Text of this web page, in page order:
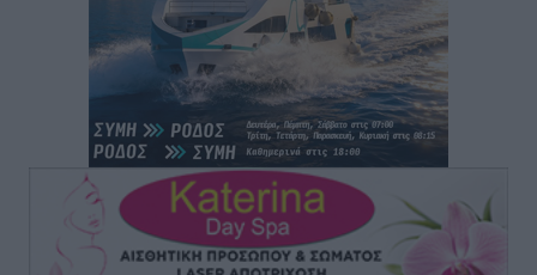
Ειδήσεις• πριν 2 ώρες
Καύσιμα: «Καίνε» οι τιμές και στα νησιά μας – Γιατί
δεν πέφτουν και πότε μπορεί να έρθει αποκλιμάκωση
Τοπικές Ειδήσεις• πριν 2 ώρες
Πάνω από 1.500 έλεγχοι με drones σε 300 παραλίες
κατά της αυθαίρετης κατάληψης του αιγιαλού – Τα